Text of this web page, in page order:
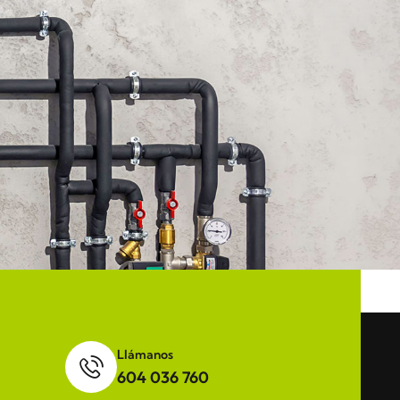
Llámanos
604 036 760